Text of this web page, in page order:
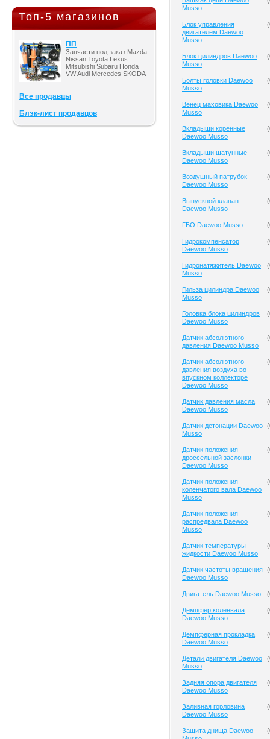
Топ-5 магазинов
ПП
Запчасти под заказ Mazda
Nissan Toyota Lexus
Mitsubishi Subaru Honda
VW Audi Mercedes SKODA
Все продавцы
Блэк-лист продавцов
Musso
Блок управления
двигателем Daewoo
Musso
(
Блок цилиндров Daewoo
Musso
(
Болты головки Daewoo
Musso
(
Венец маховика Daewoo
Musso
(
Вкладыши коренные
Daewoo Musso
(
Вкладыши шатунные
Daewoo Musso
(
Воздушный патрубок
Daewoo Musso
(
Выпускной клапан
Daewoo Musso
(
ГБО Daewoo Musso (
Гидрокомпенсатор
Daewoo Musso
(
Гидронатяжитель Daewoo
Musso
(
Гильза цилиндра Daewoo
Musso
(
Головка блока цилиндров
Daewoo Musso
(
Датчик абсолютного
давления Daewoo Musso
(
Датчик абсолютного
давления воздуха во
впускном коллекторе
Daewoo Musso
(
Датчик давления масла
Daewoo Musso
(
Датчик детонации Daewoo
Musso
(
Датчик положения
дроссельной заслонки
Daewoo Musso
(
Датчик положения
коленчатого вала Daewoo
Musso
(
Датчик положения
распредвала Daewoo
Musso
(
Датчик температуры
жидкости Daewoo Musso
(
Датчик частоты вращения
Daewoo Musso
(
Двигатель Daewoo Musso (
Демпфер коленвала
Daewoo Musso
(
Демпферная прокладка
Daewoo Musso
(
Детали двигателя Daewoo
Musso
(
Задняя опора двигателя
Daewoo Musso
(
Заливная горловина
Daewoo Musso
(
Защита днища Daewoo
(